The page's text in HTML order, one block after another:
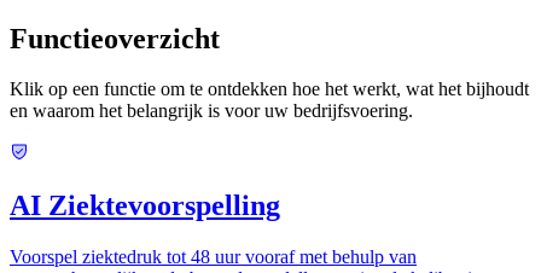
Functieoverzicht
Klik op een functie om te ontdekken hoe het werkt, wat het bijhoudt
en waarom het belangrijk is voor uw bedrijfsvoering.
AI Ziektevoorspelling
Voorspel ziektedruk tot 48 uur vooraf met behulp van